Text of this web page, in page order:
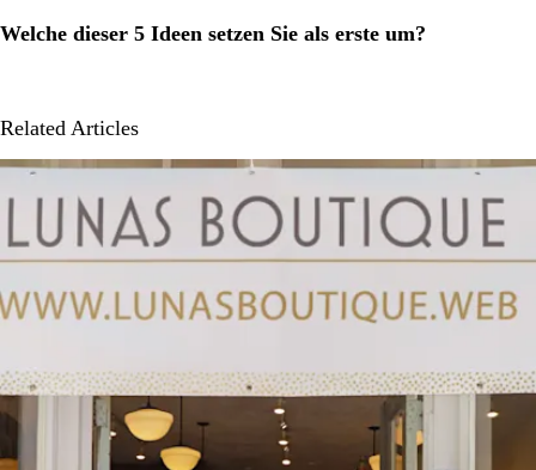
Welche dieser 5 Ideen setzen Sie als erste um?
Related Articles